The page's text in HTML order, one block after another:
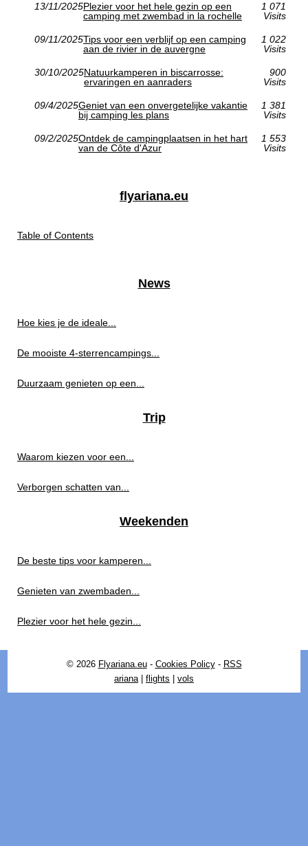
13/11/2025Plezier voor het hele gezin op een
camping met zwembad in la rochelle
1 071
Visits
09/11/2025Tips voor een verblijf op een camping
aan de rivier in de auvergne
1 022
Visits
30/10/2025Natuurkamperen in biscarrosse:
ervaringen en aanraders
900
Visits
09/4/2025Geniet van een onvergetelijke vakantie
bij camping les plans
1 381
Visits
09/2/2025Ontdek de campingplaatsen in het hart
van de Côte d'Azur
1 553
Visits
flyariana.eu
Table of Contents
News
Hoe kies je de ideale...
De mooiste 4-sterrencampings...
Duurzaam genieten op een...
Trip
Waarom kiezen voor een...
Verborgen schatten van...
Weekenden
De beste tips voor kamperen...
Genieten van zwembaden...
Plezier voor het hele gezin...
© 2026 Flyariana.eu- Cookies Policy- RSS
ariana| flights vols